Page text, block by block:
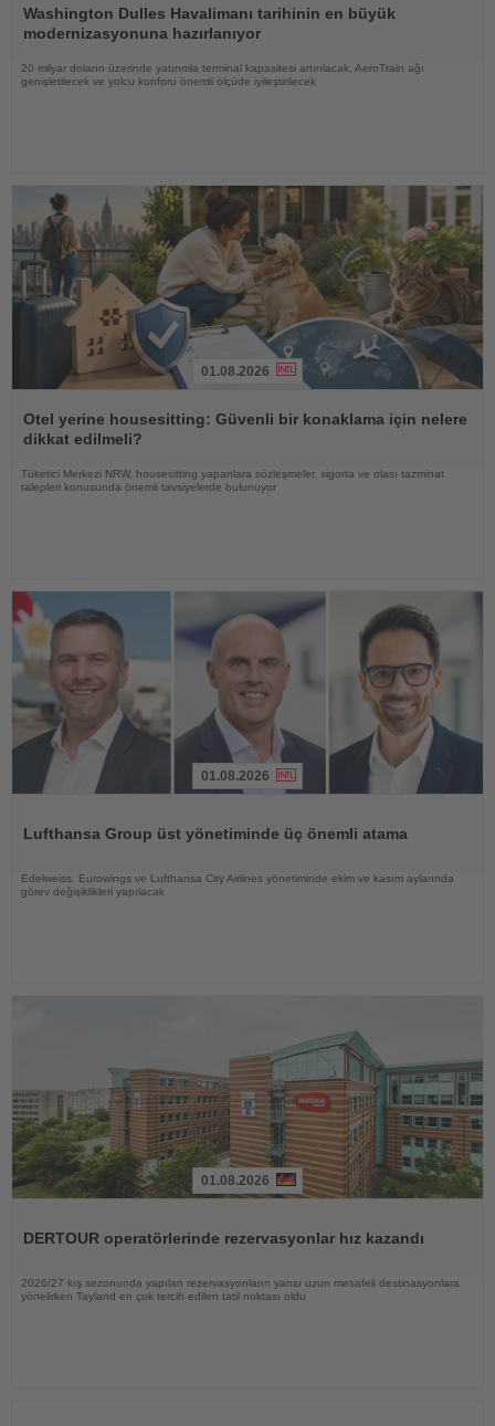
Oku
Washington Dulles Havalimanı tarihinin en büyük
modernizasyonuna hazırlanıyor
20 milyar doların üzerinde yatırımla terminal kapasitesi artırılacak, AeroTrain ağı
genişletilecek ve yolcu konforu önemli ölçüde iyileştirilecek
Oku
01.08.2026
Otel yerine housesitting: Güvenli bir konaklama için nelere
dikkat edilmeli?
Tüketici Merkezi NRW, housesitting yapanlara sözleşmeler, sigorta ve olası tazminat
talepleri konusunda önemli tavsiyelerde bulunuyor
01.08.2026
Lufthansa Group üst yönetiminde üç önemli atama
Edelweiss, Eurowings ve Lufthansa City Airlines yönetiminde ekim ve kasım aylarında
görev değişiklikleri yapılacak
01.08.2026
DERTOUR operatörlerinde rezervasyonlar hız kazandı
2026/27 kış sezonunda yapılan rezervasyonların yarısı uzun mesafeli destinasyonlara
yönelirken Tayland en çok tercih edilen tatil noktası oldu